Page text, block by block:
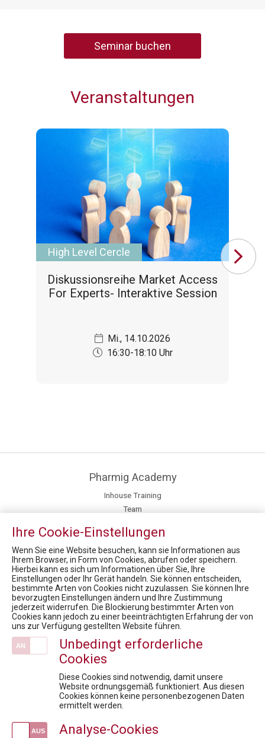
Seminar buchen
Veranstaltungen
High Level Cercle
Diskussionsreihe Market Access
For Experts- Interaktive Session
Mi., 14.10.2026
16:30-18:10 Uhr
Pharmig Academy
Inhouse Training
Team
Fachexpert:innen
Kontakt / Anfahrt
News
16. Rare Diseases Dialog: Status Quo Bewertungsboard: Rascher und gerechter Therapiezugang, was braucht es?
AI in Pharma: Change the Game
Fit für die Prüfung - Pharmareferent:innen Vorbereitungskurs
Ihre Cookie-Einstellungen
Wenn Sie eine Website besuchen, kann sie Informationen aus
Ihrem Browser, in Form von Cookies, abrufen oder speichern.
Hierbei kann es sich um Informationen über Sie, Ihre
Einstellungen oder Ihr Gerät handeln. Sie können entscheiden,
bestimmte Arten von Cookies nicht zuzulassen. Sie können Ihre
bevorzugten Einstellungen ändern und Ihre Zustimmung
jederzeit widerrufen. Die Blockierung bestimmter Arten von
Cookies kann jedoch zu einer beeinträchtigten Erfahrung der von
uns zur Verfügung gestellten Website führen.
Unbedingt erforderliche
Cookies
Diese Cookies sind notwendig, damit unsere
Website ordnungsgemäß funktioniert. Aus diesen
Cookies können keine personenbezogenen Daten
ermittelt werden.
Analyse-Cookies